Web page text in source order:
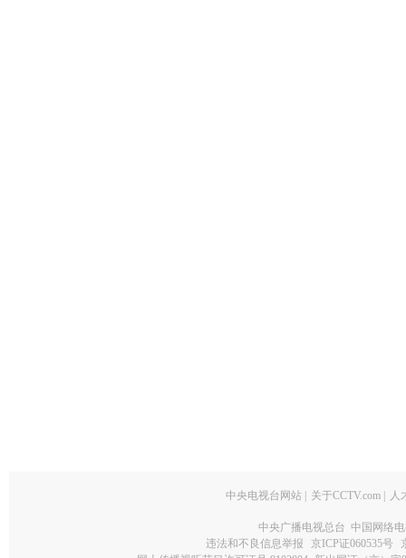
中央电视台网站 关于CCTV.com 人
中央广播电视总台 中国网络
违法和不良信息举报
京ICP证060535号